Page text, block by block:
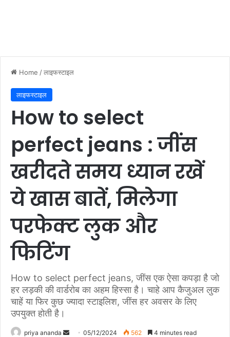
Home /लाइफस्टाइल
लाइफस्टाइल
How to select
perfect jeans : जींस
खरीदते समय ध्यान रखें
ये खास बातें, मिलेगा
परफेक्ट लुक और
फिटिंग
How to select perfect jeans, जींस एक ऐसा कपड़ा है जो
हर लड़की की वार्डरोब का अहम हिस्सा है। चाहे आप कैजुअल लुक
चाहें या फिर कुछ ज्यादा स्टाइलिश, जींस हर अवसर के लिए
उपयुक्त होती है।
priya ananda 05/12/2024 562 4 minutes read